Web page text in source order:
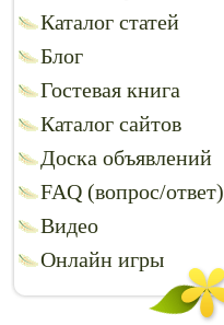
Каталог статей
Блог
Гостевая книга
Каталог сайтов
Доска объявлений
FAQ (вопрос/ответ)
Видео
Онлайн игры